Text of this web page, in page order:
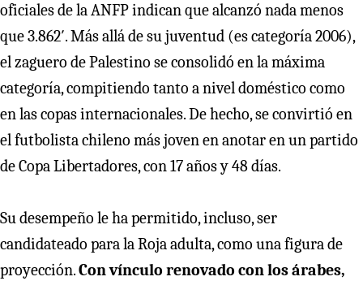
oficiales de la ANFP indican que alcanzó nada menos
que 3.862′. Más allá de su juventud (es categoría 2006),
el zaguero de Palestino se consolidó en la máxima
categoría, compitiendo tanto a nivel doméstico como
en las copas internacionales. De hecho, se convirtió en
el futbolista chileno más joven en anotar en un partido
de Copa Libertadores, con 17 años y 48 días.
Su desempeño le ha permitido, incluso, ser
candidateado para la Roja adulta, como una figura de
proyección.Con vínculo renovado con los árabes,